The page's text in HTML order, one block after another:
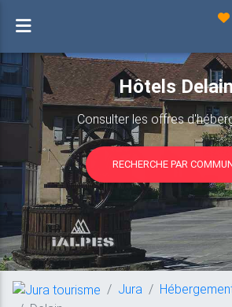
Hôtels
Consulter les offres
RECHERCHE PAR
Jura